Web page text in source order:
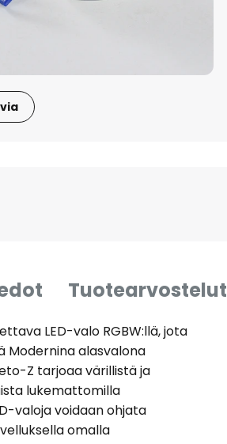
Tuotearvostelut
LED-valo RGBW:llä, jota
Modernina alasvalona
Z tarjoaa värillistä ja
lukemattomilla
valoja voidaan ohjata
omalla